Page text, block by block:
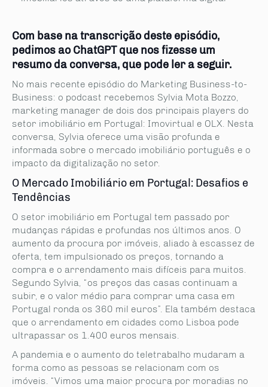
Com base na transcrição deste episódio,
pedimosaoChatGPT que nos fizesse um
resumo da conversa, que pode ler a seguir.
No mais recente episódio do Marketing Business-to-
Business: o podcast recebemos Sylvia Mota Bozzo,
marketing manager de dois dos principais players do
setor imobiliário em Portugal: Imovirtual e OLX. Nesta
conversa, Sylvia oferece uma visão profunda e
informada sobre o mercado imobiliário português e o
impacto da digitalização no setor.
O Mercado Imobiliário em Portugal: Desafios e
Tendências
O setor imobiliário em Portugal tem passado por
mudanças rápidas e profundas nos últimos anos. O
aumento da procura por imóveis, aliado à escassez de
oferta, tem impulsionado os preços, tornando a
compra e o arrendamento mais difíceis para muitos.
Segundo Sylvia, “os preços das casas continuam a
subir, e o valor médio para comprar uma casa em
Portugal ronda os 360 mil euros”. Ela também destaca
que o arrendamento em cidades como Lisboa pode
ultrapassar os 1.400 euros mensais.
A pandemia e o aumento do teletrabalho mudaram a
forma como as pessoas se relacionam com os
imóveis. “Vimos uma maior procura por moradias no